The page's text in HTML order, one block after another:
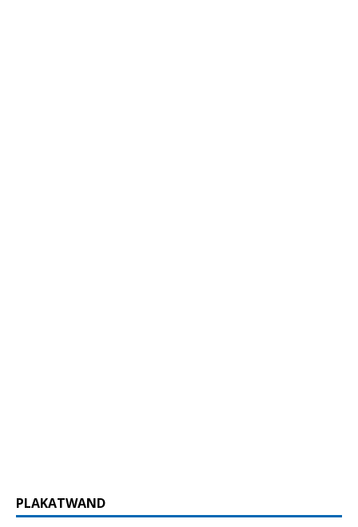
PLAKATWAND